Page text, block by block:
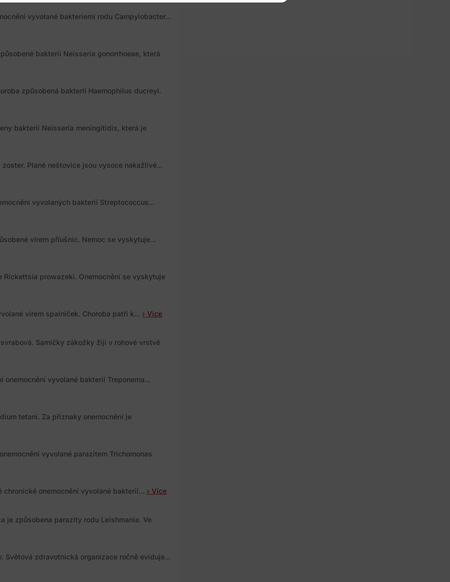
vyvolané bakteriemi rodu Campylobacter...
bakterií Neisseria gonorrhoeae, která
způsobená bakterií Haemophilus ducreyi.
bakterií Neisseria meningitidis, která je
Plané neštovice jsou vysoce nakažlivé...
vyvolaných bakterií Streptococcus...
virem příušnic. Nemoc se vyskytuje...
prowazeki. Onemocnění se vyskytuje
virem spalniček. Choroba patří k... › Více
Samičky zákožky žijí v rohové vrstvě
vyvolané bakterií Treponema...
tetani. Za příznaky onemocnění je
vyvolané parazitem Trichomonas
onemocnění vyvolané bakterií... › Více
je způsobena parazity rodu Leishmania. Ve
Světová zdravotnická organizace ročně eviduje...